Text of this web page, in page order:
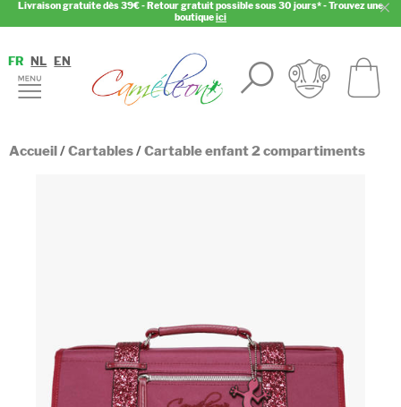
Livraison gratuite dès 39€ - Retour gratuit possible sous 30 jours* - Trouvez une
boutiqueici
FR NL EN
Accueil/Cartables/Cartable enfant 2 compartiments